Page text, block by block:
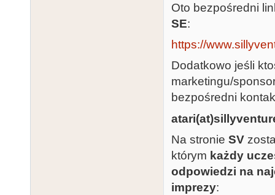
Oto bezpośredni
SE:
https://
Dodatkowo jeśli
marketingu/
bezpośredni
Na stronie SV
którym każdy
odpowiedzi na
imprezy: